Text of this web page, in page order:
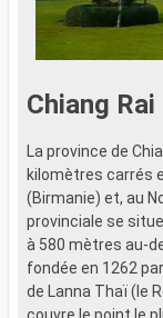
Chiang Rai
La province de
kilomètres carrés
(Birmanie) et, au
provinciale se
à 580 mètres au-
fondée en 1262
de Lanna Thaï (le